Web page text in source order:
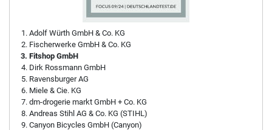
Adolf Würth GmbH & Co. KG
Fischerwerke GmbH & Co. KG
Fitshop GmbH
Dirk Rossmann GmbH
Ravensburger AG
Miele & Cie. KG
dm-drogerie markt GmbH + Co. KG
Andreas Stihl AG & Co. KG (STIHL)
Canyon Bicycles GmbH (Canyon)